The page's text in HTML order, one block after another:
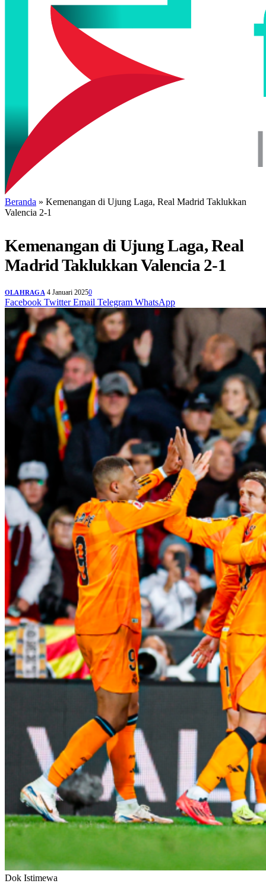
Beranda » Kemenangan di Ujung Laga, Real Madrid Taklukkan
Valencia 2-1
Kemenangan di Ujung Laga, Real
Madrid Taklukkan Valencia 2-1
OLAHRAGA 4 Januari 20250
Facebook Twitter Email Telegram WhatsApp
Dok Istimewa